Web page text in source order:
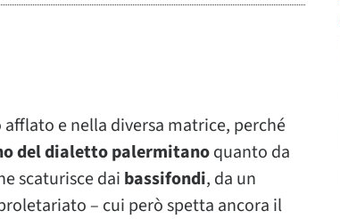
e nella diversa matrice, perché
del dialetto palermitanoquanto da
scaturisce dai bassifondi, da un
– cui però spetta ancora il